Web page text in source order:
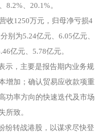
8.2%、20.1%。
收1250万元，归母净亏损4
别为5.24亿元、6.05亿元、
亿元、5.78亿元。
示，主要是报告期内业务规
增加；确认贸易应收款项重
功率方向的快速迭代及市场
所致。
纷转战港股，以谋求尽快登